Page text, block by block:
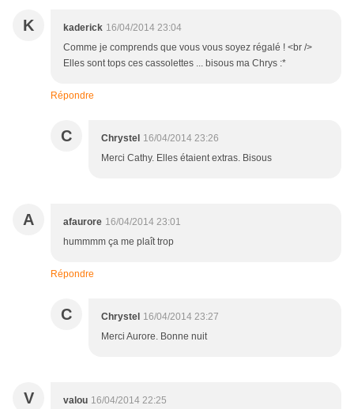
K kaderick 16/04/2014 23:04
Comme je comprends que vous vous soyez régalé ! <br />
Elles sont tops ces cassolettes ... bisous ma Chrys :*
Répondre
C Chrystel 16/04/2014 23:26
Merci Cathy. Elles étaient extras. Bisous
A afaurore 16/04/2014 23:01
hummmm ça me plaît trop
Répondre
C Chrystel 16/04/2014 23:27
Merci Aurore. Bonne nuit
V valou 16/04/2014 22:25